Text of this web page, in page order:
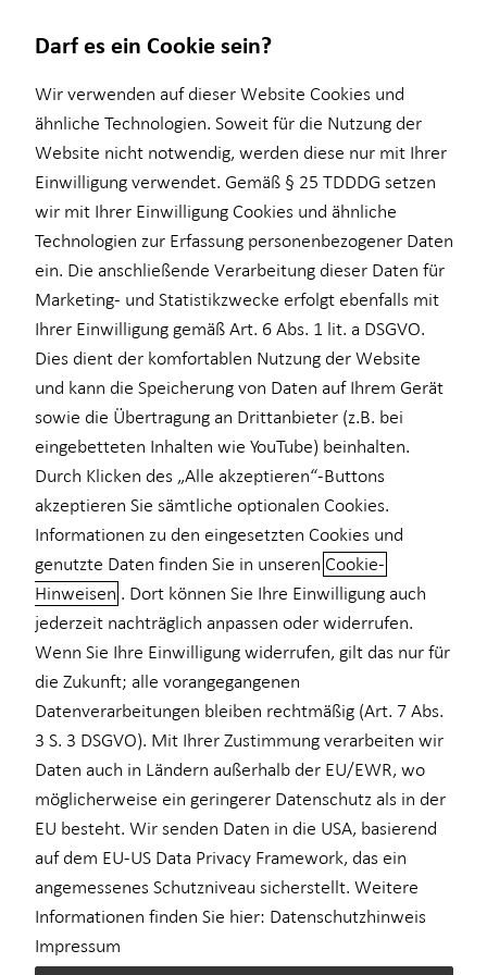
Über HORBACH
Lisa Roetzer
Lisa Roetzer
Seniorberaterin
in München und Umgebung
Darf es ein Cookie sein?
Wir verwenden auf dieser Website Cookies und
ähnliche Technologien. Soweit für die Nutzung der
Website nicht notwendig, werden diese nur mit Ihrer
Einwilligung verwendet. Gemäß § 25 TDDDG setzen
wir mit Ihrer Einwilligung Cookies und ähnliche
Technologien zur Erfassung personenbezogener Daten
ein. Die anschließende Verarbeitung dieser Daten für
Marketing- und Statistikzwecke erfolgt ebenfalls mit
Ihrer Einwilligung gemäß Art. 6 Abs. 1 lit. a DSGVO.
Dies dient der komfortablen Nutzung der Website
und kann die Speicherung von Daten auf Ihrem Gerät
sowie die Übertragung an Drittanbieter (z.B. bei
eingebetteten Inhalten wie YouTube) beinhalten.
Durch Klicken des „Alle akzeptieren“-Buttons
akzeptieren Sie sämtliche optionalen Cookies.
Informationen zu den eingesetzten Cookies und
genutzte Daten finden Sie in unseren Cookie-
Hinweisen . Dort können Sie Ihre Einwilligung auch
jederzeit nachträglich anpassen oder widerrufen.
Wenn Sie Ihre Einwilligung widerrufen, gilt das nur für
die Zukunft; alle vorangegangenen
Datenverarbeitungen bleiben rechtmäßig (Art. 7 Abs.
3 S. 3 DSGVO). Mit Ihrer Zustimmung verarbeiten wir
Daten auch in Ländern außerhalb der EU/EWR, wo
möglicherweise ein geringerer Datenschutz als in der
EU besteht. Wir senden Daten in die USA, basierend
auf dem EU-US Data Privacy Framework, das ein
angemessenes Schutzniveau sicherstellt. Weitere
Informationen finden Sie hier: Datenschutzhinweis
Impressum